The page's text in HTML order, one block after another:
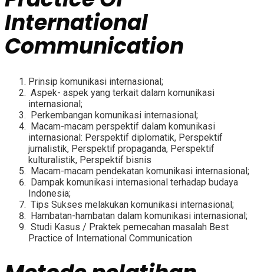
International
Communication
Prinsip komunikasi internasional;
Aspek- aspek yang terkait dalam komunikasi
internasional;
Perkembangan komunikasi internasional;
Macam-macam perspektif dalam komunikasi
internasional: Perspektif diplomatik, Perspektif
jurnalistik, Perspektif propaganda, Perspektif
kulturalistik, Perspektif bisnis
Macam-macam pendekatan komunikasi internasional;
Dampak komunikasi internasional terhadap budaya
Indonesia;
Tips Sukses melakukan komunikasi internasional;
Hambatan-hambatan dalam komunikasi internasional;
Studi Kasus / Praktek pemecahan masalah Best
Practice of International Communication